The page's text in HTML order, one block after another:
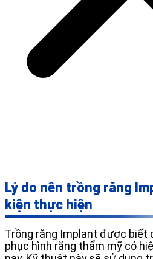
Lý do nên trồng răng
kiện thực hiện
Trồng răng Implant được biết
phục hình răng thẩm mỹ có